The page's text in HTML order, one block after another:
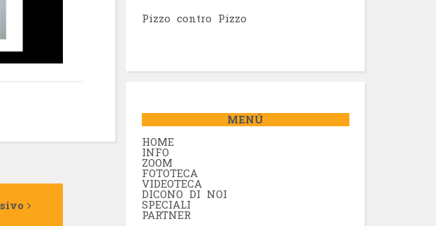
Articolo
Pizzo contro Pizzo
MENÚ
HOME
INFO
ZOOM
FOTOTECA
VIDEOTECA
DICONO DI NOI
SPECIALI
PARTNER